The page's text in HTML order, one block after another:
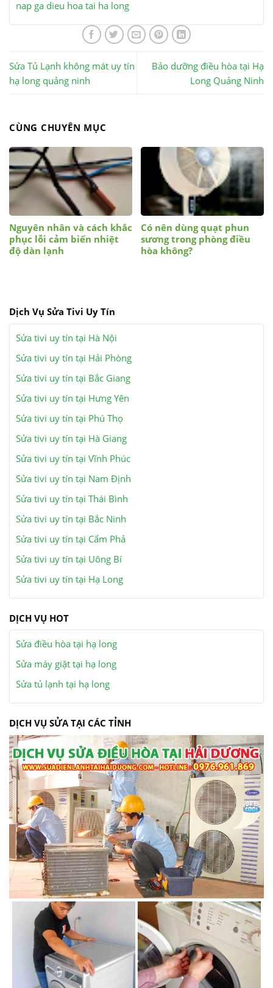
nap ga dieu hoa tai ha long
Sửa Tủ Lạnh không mát uy tín
hạ long quảng ninh
Bảo dưỡng điều hòa tại Hạ
Long Quảng Ninh
CÙNG CHUYÊN MỤC
Nguyên nhân và cách khắc
phục lỗi cảm biến nhiệt
độ dàn lạnh
Có nên dùng quạt phun
sương trong phòng điều
hòa không?
Dịch Vụ Sửa Tivi Uy Tín
Sửa tivi uy tín tại Hà Nội
Sửa tivi uy tín tại Hải Phòng
Sửa tivi uy tín tại Bắc Giang
Sửa tivi uy tín tại Hưng Yên
Sửa tivi uy tín tại Phú Thọ
Sửa tivi uy tín tại Hà Giang
Sửa tivi uy tín tại Vĩnh Phúc
Sửa tivi uy tín tại Nam Định
Sửa tivi uy tín tại Thái Bình
Sửa tivi uy tín tại Bắc Ninh
Sửa tivi uy tín tại Cẩm Phả
Sửa tivi uy tín tại Uông Bí
Sửa tivi uy tín tại Hạ Long
DỊCH VỤ HOT
Sửa điều hòa tại hạ long
Sửa máy giặt tại hạ long
Sửa tủ lạnh tại hạ long
DỊCH VỤ SỬA TẠI CÁC TỈNH